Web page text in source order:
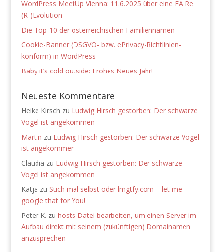
WordPress MeetUp Vienna: 11.6.2025 über eine FAIRe
(R-)Evolution
Die Top-10 der österreichischen Familiennamen
Cookie-Banner (DSGVO- bzw. ePrivacy-Richtlinien-
konform) in WordPress
Baby it’s cold outside: Frohes Neues Jahr!
Neueste Kommentare
Heike Kirsch zu Ludwig Hirsch gestorben: Der schwarze
Vogel ist angekommen
Martin zu Ludwig Hirsch gestorben: Der schwarze Vogel
ist angekommen
Claudia zu Ludwig Hirsch gestorben: Der schwarze
Vogel ist angekommen
Katja zu Such mal selbst oder lmgtfy.com – let me
google that for You!
Peter K. zu hosts Datei bearbeiten, um einen Server im
Aufbau direkt mit seinem (zukünftigen) Domainamen
anzusprechen